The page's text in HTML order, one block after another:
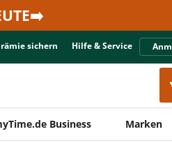
sichern Hilfe & Service
Business Marken